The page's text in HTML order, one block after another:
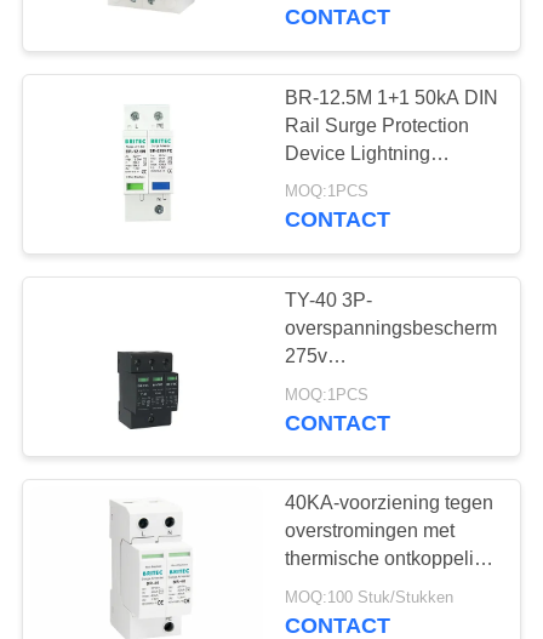
ONS
NIEUWS
SITEMAP
PRIVACYBELEID
1schommeling
Type - het Apparaat
van de 2
165
Type van
schommelings
Beschermend
Apparaat 3
CEI van SPD 25KA -
CONTACT
BR-12.5M 1+1 50kA DIN
Rail Surge Protection
Device Lightning
Protection TUV
Goedkeuring spd
MOQ:1PCS
CONTACT
TY-40 3P-
275v
bliksembeschermer Spd
type 2 bliksemstopper
MOQ:1PCS
CONTACT
40KA-voorziening tegen
overstromingen met
thermische ontkoppeling
en
statusindicatorvenster -
MOQ:100 Stuk/Stukken
CONTACT